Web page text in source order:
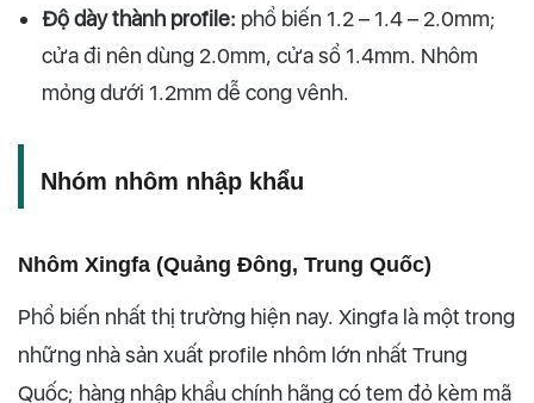
Độ dày thành profile: phổ biến 1.2 – 1.4 – 2.0mm;
cửa đi nên dùng 2.0mm, cửa sổ 1.4mm. Nhôm
mỏng dưới 1.2mm dễ cong vênh.
Nhóm nhôm nhập khẩu
Nhôm Xingfa (Quảng Đông, Trung Quốc)
Phổ biến nhất thị trường hiện nay. Xingfa là một trong
những nhà sản xuất profile nhôm lớn nhất Trung
Quốc; hàng nhập khẩu chính hãng có tem đỏ kèm mã